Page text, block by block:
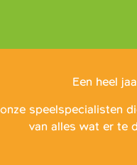
Een heel
speelspecialisten
van alles wat er te